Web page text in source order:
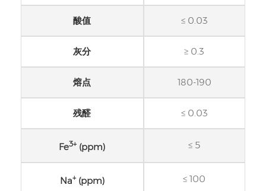
酸值 ≤ 0.03
灰分 ≥ 0.3
熔点 180-190
残醛 ≤ 0.03
Fe3+(ppm) ≤ 5
Na+(ppm) ≤ 100